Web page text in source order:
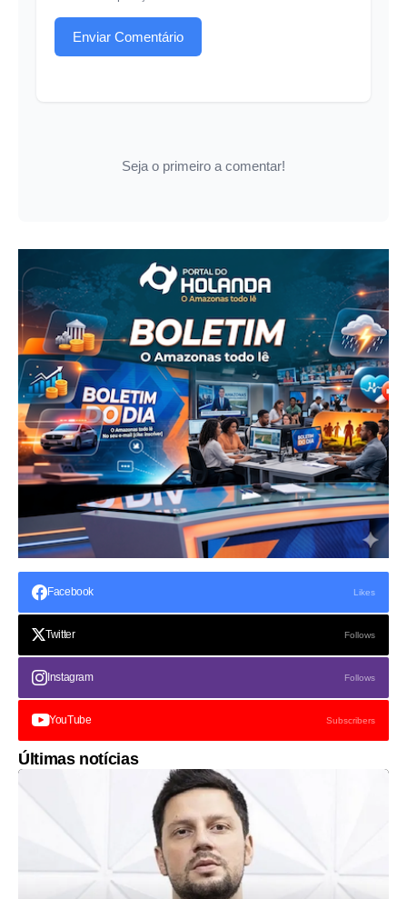
Enviar Comentário
Seja o primeiro a comentar!
Facebook Likes
Twitter Follows
Instagram Follows
YouTube Subscribers
Últimas notícias